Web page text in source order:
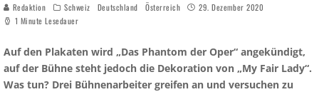
Redaktion Schweiz Deutschland Österreich
29. Dezember 2020
1 Minute Lesedauer
Auf den Plakaten wird „Das Phantom der Oper“ angekündigt,
auf der Bühne steht jedoch die Dekoration von „My Fair Lady“.
Was tun? Drei Bühnenarbeiter greifen an und versuchen zu